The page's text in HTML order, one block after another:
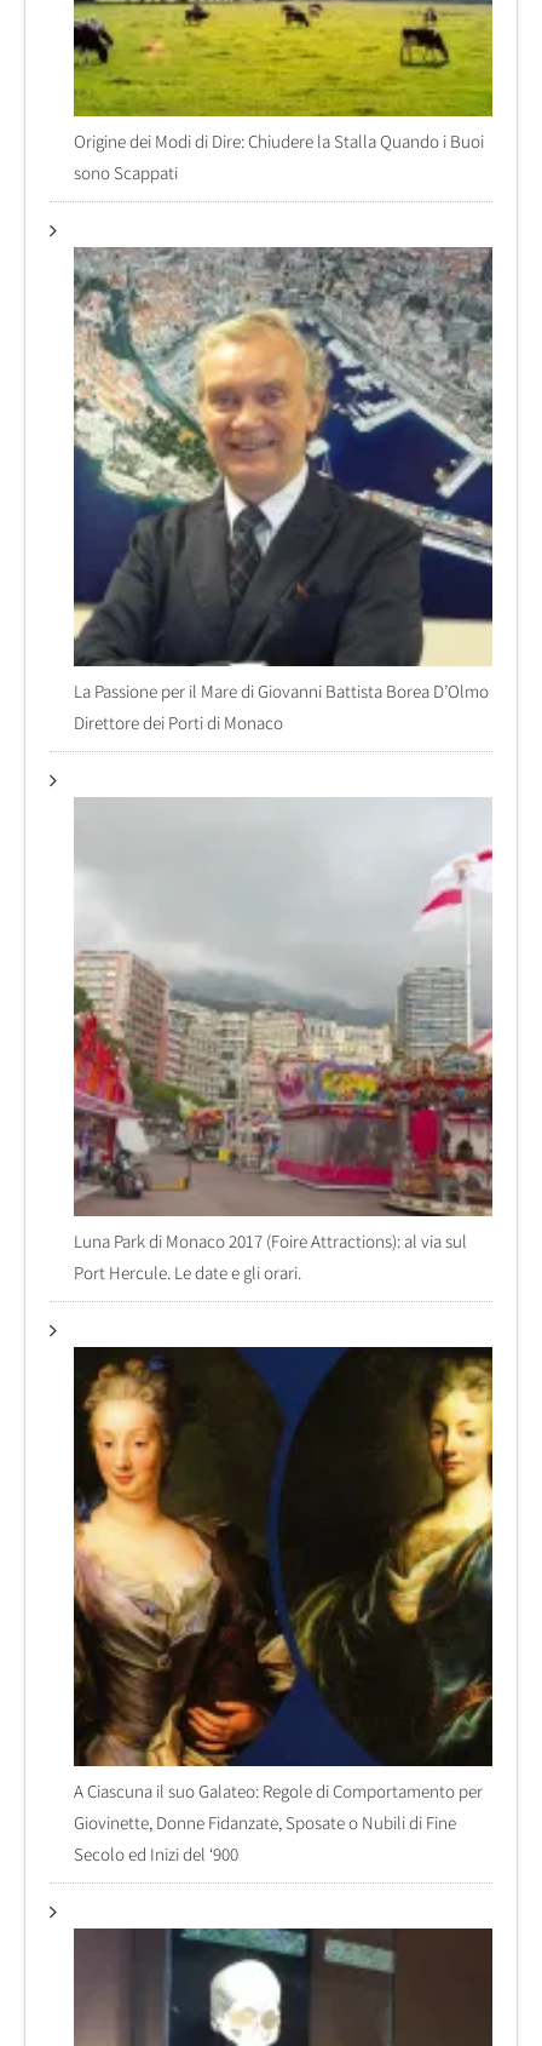
Origine dei Modi di Dire: Chiudere la Stalla Quando i Buoi
sono Scappati
La Passione per il Mare di Giovanni Battista Borea D’Olmo
Direttore dei Porti di Monaco
Luna Park di Monaco 2017 (Foire Attractions): al via sul
Port Hercule. Le date e gli orari.
A Ciascuna il suo Galateo: Regole di Comportamento per
Giovinette, Donne Fidanzate, Sposate o Nubili di Fine
Secolo ed Inizi del ‘900